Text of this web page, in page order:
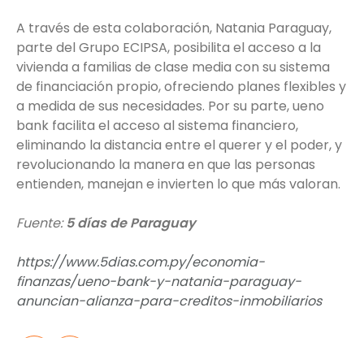
A través de esta colaboración, Natania Paraguay,
parte del Grupo ECIPSA, posibilita el acceso a la
vivienda a familias de clase media con su sistema
de financiación propio, ofreciendo planes flexibles y
a medida de sus necesidades. Por su parte, ueno
bank facilita el acceso al sistema financiero,
eliminando la distancia entre el querer y el poder, y
revolucionando la manera en que las personas
entienden, manejan e invierten lo que más valoran.
Fuente:5 días de Paraguay
https://www.5dias.com.py/economia-
finanzas/ueno-bank-y-natania-paraguay-
anuncian-alianza-para-creditos-inmobiliarios